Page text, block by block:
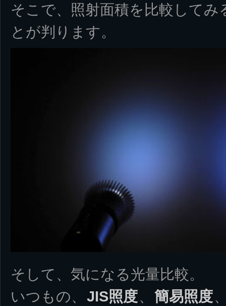
そこで、照射面積を比較して
とが判ります。
そして、気になる光量比較。
いつもの、 JIS照度、 簡易照度